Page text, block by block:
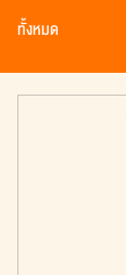
ทั้งหมด